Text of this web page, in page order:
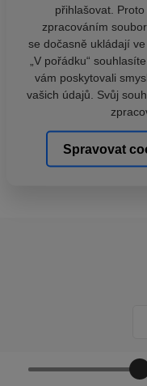
přihlašovat.
zpracováním
se dočasně ukládají
„V pořádku“
vám poskytovali
vašich údajů. Svůj
Spravovat